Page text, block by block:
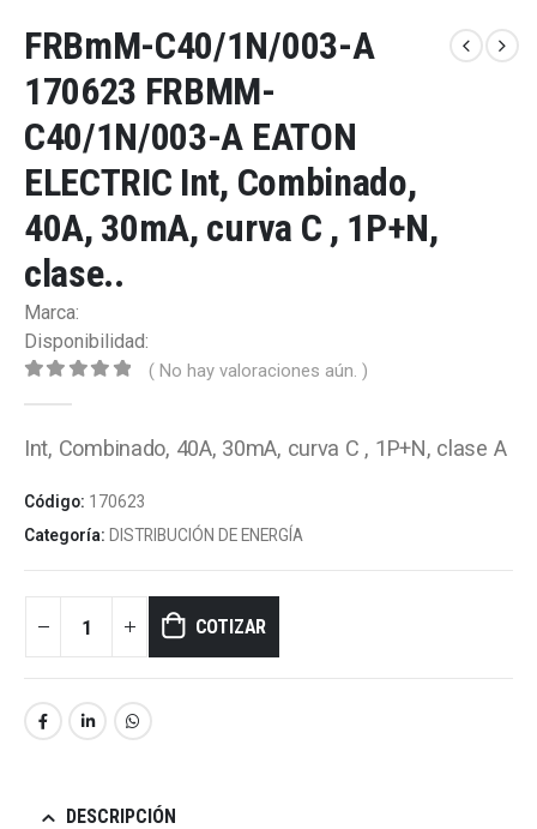
FRBmM-C40/1N/003-A
170623 FRBMM-
C40/1N/003-A EATON
ELECTRIC Int, Combinado,
40A, 30mA, curva C , 1P+N,
clase..
Marca:
Disponibilidad:
( No hay valoraciones aún. )
Int, Combinado, 40A, 30mA, curva C , 1P+N, clase A
Código: 170623
Categoría: DISTRIBUCIÓN DE ENERGÍA
COTIZAR
DESCRIPCIÓN